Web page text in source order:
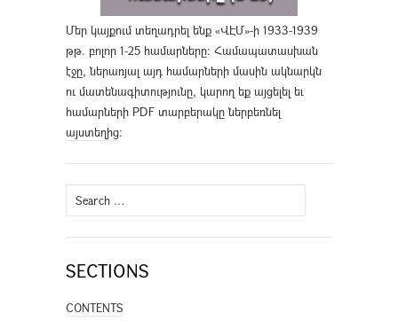
Մեր կայքում տեղադրել ենք «ՎԷՄ»-ի 1933-1939
թթ. բոլոր 1-25 համարները։ Համապատասխան
էջը, ներառյալ այդ համարների մասին ակնարկն
ու մատենագիտությունը, կարող եք այցելել եւ
համարների PDF տարբերակը ներբեռնել
այստեղից։
Search
for:
SECTIONS
CONTENTS